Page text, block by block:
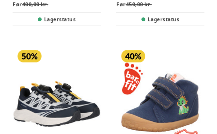
Før400,00 kr.
Lagerstatus
Før450,00 kr.
Lagerstatus